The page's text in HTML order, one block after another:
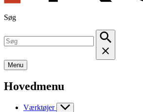
Søg
Menu
Hovedmenu
Værktøjer